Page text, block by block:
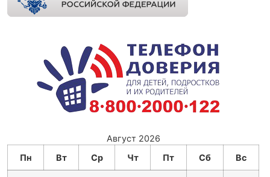
Август 2026
Пн
Вт Ср Чт Пт Сб Вс